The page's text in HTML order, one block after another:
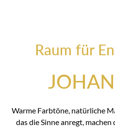
Raum für
Warme Farbtöne, natürliche
das die Sinne anregt,